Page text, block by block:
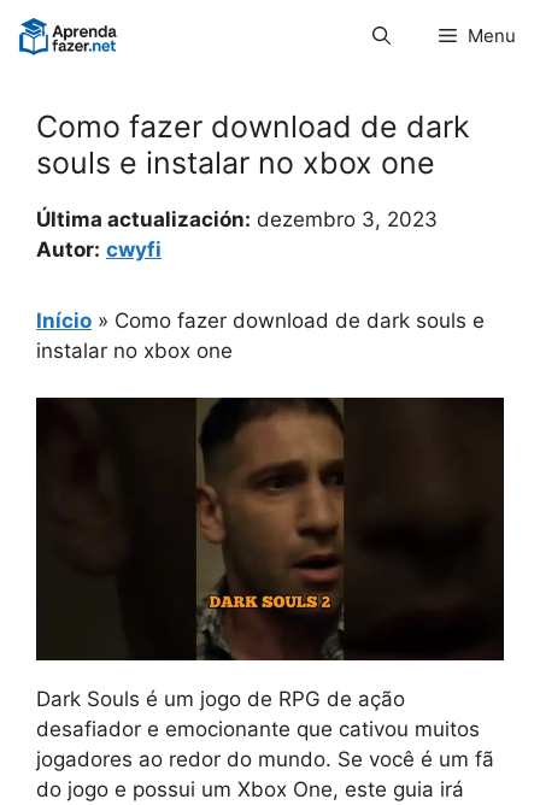
Pular
para
Menu
Como fazer download de dark
souls e instalar no xbox one
Última actualización: dezembro 3, 2023
Autor: cwyfi
Início » Como fazer download de dark souls e
instalar no xbox one
Dark Souls é um jogo de RPG de ação
desafiador e emocionante que cativou muitos
jogadores ao redor do mundo. Se você é um fã
do jogo e possui um Xbox One, este guia irá